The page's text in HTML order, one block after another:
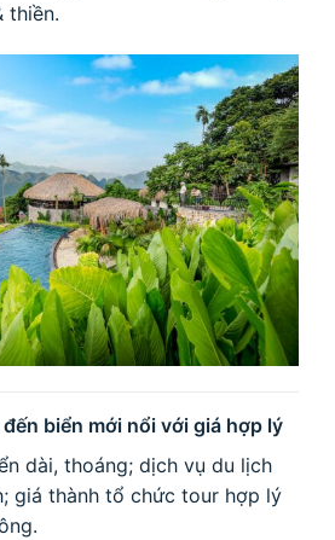
thiền.
biển mới nổi với giá hợp lý
dài, thoáng; dịch vụ du lịch
giá thành tổ chức tour hợp lý